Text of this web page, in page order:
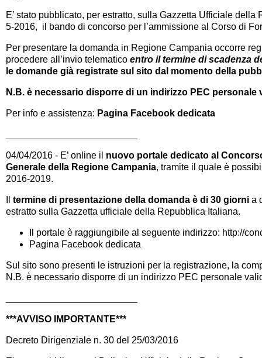
E’ stato pubblicato, per estratto, sulla Gazzetta Ufficiale della
5-2016, il bando di concorso per l’ammissione al Corso di
Per presentare la domanda in Regione Campania occorre
procedere all’invio telematico entro il termine di scadenza
le domande già registrate sul sito dal momento della
N.B. è necessario disporre di un indirizzo PEC personale
Per info e assistenza: Pagina Facebook dedicata
04/04/2016 - E’ online il nuovo portale dedicato al
Generale della Regione Campania, tramite il quale è
2016-2019.
termine di presentazione della domanda è di 30 giorni a
estratto sulla Gazzetta ufficiale della Repubblica Italiana.
Il portale è raggiungibile al seguente indirizzo: http://
Pagina Facebook dedicata
Sul sito sono presenti le istruzioni per la registrazione, la
N.B. è necessario disporre di un indirizzo PEC personale
***AVVISO IMPORTANTE***
Decreto Dirigenziale n. 30 del 25/03/2016